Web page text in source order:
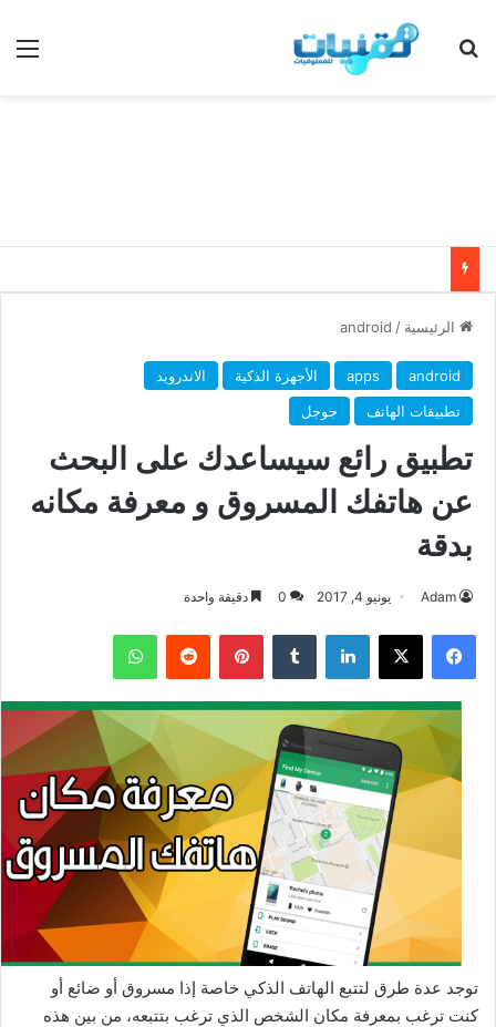
بحث عن
الرئيسية /
android
android
apps الأجهزة الذكية
الاندرويد
تطبيقات الهاتف
جوجل
تطبيق رائع سيساعدك على البحث
عن هاتفك المسروق و معرفة مكانه
بدقة
Adam يونيو 4, 2017 0 دقيقة واحدة
فيسبوك ‫X لينكدإن بينتيريست واتساب
توجد عدة طرق لتتبع الهاتف الذكي خاصة إذا مسروق أو ضائع أو
كنت ترغب بمعرفة مكان الشخص الذي ترغب بتتبعه، من بين هذه